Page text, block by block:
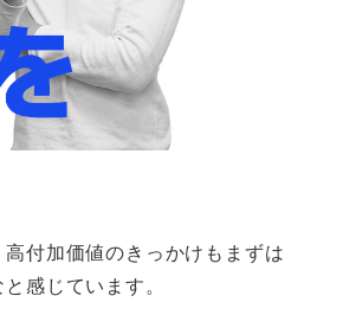
付加価値のきっかけもまずは
感じています。